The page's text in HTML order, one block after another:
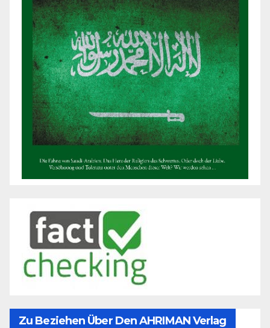
Zu Beziehen Über Den AHRIMAN Verlag